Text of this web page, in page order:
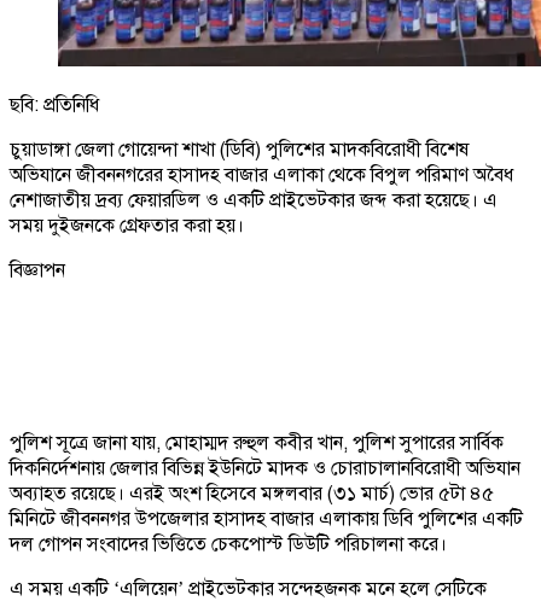
ছবি: প্রতিনিধি
চুয়াডাঙ্গা জেলা গোয়েন্দা শাখা (ডিবি) পুলিশের মাদকবিরোধী বিশেষ
অভিযানে জীবননগরের হাসাদহ বাজার এলাকা থেকে বিপুল পরিমাণ অবৈধ
নেশাজাতীয় দ্রব্য ফেয়ারডিল ও একটি প্রাইভেটকার জব্দ করা হয়েছে। এ
সময় দুইজনকে গ্রেফতার করা হয়।
বিজ্ঞাপন
পুলিশ সূত্রে জানা যায়, মোহাম্মদ রুহুল কবীর খান, পুলিশ সুপারের সার্বিক
দিকনির্দেশনায় জেলার বিভিন্ন ইউনিটে মাদক ও চোরাচালানবিরোধী অভিযান
অব্যাহত রয়েছে। এরই অংশ হিসেবে মঙ্গলবার (৩১ মার্চ) ভোর ৫টা ৪৫
মিনিটে জীবননগর উপজেলার হাসাদহ বাজার এলাকায় ডিবি পুলিশের একটি
দল গোপন সংবাদের ভিত্তিতে চেকপোস্ট ডিউটি পরিচালনা করে।
এ সময় একটি ‘এলিয়েন’ প্রাইভেটকার সন্দেহজনক মনে হলে সেটিকে